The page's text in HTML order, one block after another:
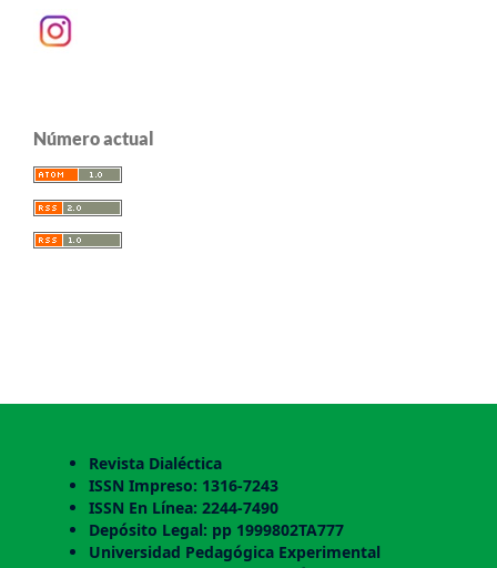
Número actual
Revista Dialéctica
ISSN Impreso: 1316-7243
ISSN En Línea: 2244-7490
Depósito Legal: pp 1999802TA777
Universidad Pedagógica Experimental